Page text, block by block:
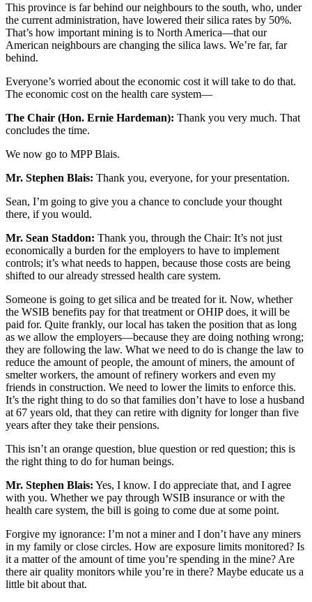
This province is far behind our neighbours to the south, who, under
the current administration, have lowered their silica rates by 50%.
That’s how important mining is to North America—that our
American neighbours are changing the silica laws. We’re far, far
behind.
Everyone’s worried about the economic cost it will take to do that.
The economic cost on the health care system—
The Chair (Hon. Ernie Hardeman): Thank you very much. That
concludes the time.
We now go to MPP Blais.
Mr. Stephen Blais: Thank you, everyone, for your presentation.
Sean, I’m going to give you a chance to conclude your thought
there, if you would.
Mr. Sean Staddon: Thank you, through the Chair: It’s not just
economically a burden for the employers to have to implement
controls; it’s what needs to happen, because those costs are being
shifted to our already stressed health care system.
Someone is going to get silica and be treated for it. Now, whether
the WSIB benefits pay for that treatment or OHIP does, it will be
paid for. Quite frankly, our local has taken the position that as long
as we allow the employers—because they are doing nothing wrong;
they are following the law. What we need to do is change the law to
reduce the amount of people, the amount of miners, the amount of
smelter workers, the amount of refinery workers and even my
friends in construction. We need to lower the limits to enforce this.
It’s the right thing to do so that families don’t have to lose a husband
at 67 years old, that they can retire with dignity for longer than five
years after they take their pensions.
This isn’t an orange question, blue question or red question; this is
the right thing to do for human beings.
Mr. Stephen Blais: Yes, I know. I do appreciate that, and I agree
with you. Whether we pay through WSIB insurance or with the
health care system, the bill is going to come due at some point.
Forgive my ignorance: I’m not a miner and I don’t have any miners
in my family or close circles. How are exposure limits monitored? Is
it a matter of the amount of time you’re spending in the mine? Are
there air quality monitors while you’re in there? Maybe educate us a
little bit about that.